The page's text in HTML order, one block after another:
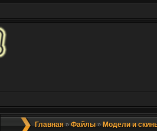
Главная»Файлы»Модели и